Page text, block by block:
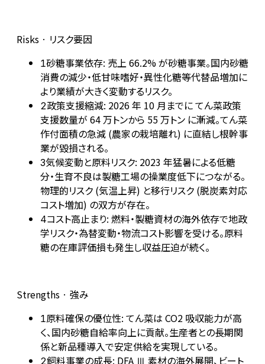
Risks · リスク要因
1砂糖事業依存: 売上 66.2% が砂糖事業。国内砂糖
消費の減少・低甘味嗜好・異性化糖等代替品増加に
より業績が大きく変動するリスク。
2政策支援縮減: 2026 年 10 月までに てん菜政策
支援数量が 64 万トンから 55 万トン に漸減。てん菜
作付面積の急減 (農家の栽培離れ) に直結し根幹事
業が毀損される。
3気候変動と原料リスク: 2023 年猛暑による低糖
分・生育不良は製糖工場の操業度低下につながる。
物理的リスク (気温上昇) と移行リスク (脱炭素対応
コスト増加) の双方が存在。
4コスト高止まり: 燃料・製糖資材の海外依存で地政
学リスク・為替変動・物流コスト影響を受ける。原料
糖の在庫評価損も発生し収益圧迫が続く。
Strengths · 強み
1原料確保の優位性: てん菜は CO2 吸収能力が高
く、国内砂糖自給率向上に貢献。生産者との長期関
係と新品種導入で安定供給を実現している。
2飼料事業の成長: DFA Ⅲ 素材の海外展開、ビート